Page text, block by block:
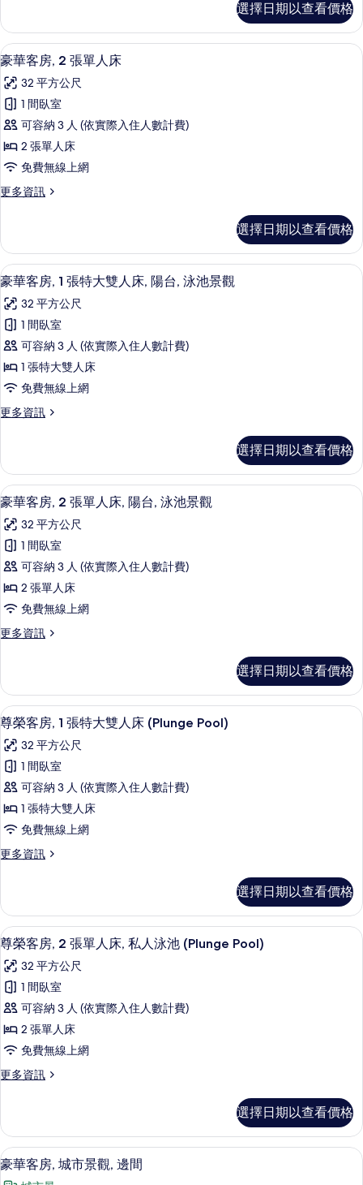
大
雙
人
床
的
所
有
相
片
客
房,
1
特
大
雙
人
床
的
詳
情
選擇日期以查看價格
顯
示
豪
華
客
房,
張
人
床
的
所
有
相
片
4
豪華客房, 2 張單人床
32 平方公尺
1 間臥室
可容納 3 人 (依實際入住人數計費)
2 張單人床
免費無線上網
更多資訊
更
客
房,
2
單
人
床
的
詳
情
選擇日期以查看價格
顯
示
豪
華
客
房,
張
大
雙
人
床,
陽
台,
泳
池
景
所
有
相
片
豪華客房, 1 張特大雙人床, 陽台, 泳池
4
豪華客房, 1 張特大雙人床, 陽台, 泳池景觀
32 平方公尺
1 間臥室
可容納 3 人 (依實際入住人數計費)
1 張特大雙人床
免費無線上網
更多資訊
更
客
房,
1
特
大
雙
人
床,
陽
台,
泳
的
詳
情
選擇日期以查看價格
顯
示
豪
華
客
房,
張
人
床,
陽
台,
泳
池
景
觀
的
相
片
豪華客房, 2 張單人床, 陽台, 泳池景觀 |
4
豪華客房, 2 張單人床, 陽台, 泳池景觀
32 平方公尺
1 間臥室
可容納 3 人 (依實際入住人數計費)
2 張單人床
免費無線上網
更多資訊
更
客
房,
2
張
單
人
床,
陽
台,
泳
池
景
情
選擇日期以查看價格
顯
示
尊
榮
客
房,
張
大
雙
人
床
(Plunge
Pool)
的
所
有
尊榮客房, 1 張特大雙人床 (Plunge
5
尊榮客房, 1 張特大雙人床 (Plunge Pool)
32 平方公尺
1 間臥室
可容納 3 人 (依實際入住人數計費)
1 張特大雙人床
免費無線上網
更多資訊
更
客
房,
1
張
特
大
雙
人
床
(Plunge
Pool)
的
選擇日期以查看價格
顯
示
尊
榮
客
房,
張
人
床,
私
尊榮客房, 2 張單人床, 私人泳池
5
尊榮客房, 2 張單人床, 私人泳池 (Plunge Pool)
32 平方公尺
1 間臥室
可容納 3 人 (依實際入住人數計費)
2 張單人床
免費無線上網
更多資訊
更
客
房,
2
選擇日期以查看價格
顯
示
5
豪華客房, 城市景觀, 邊間